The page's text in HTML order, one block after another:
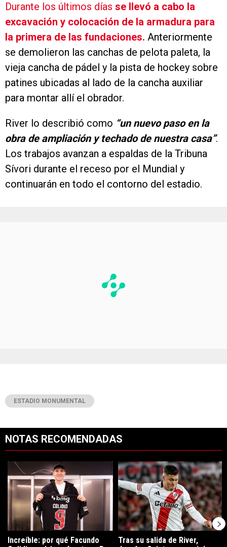
Durante los últimos días se llevó a cabo la
excavación y colocación de la armadura para
la primera de las fundaciones. Anteriormente
se demolieron las canchas de pelota paleta, la
vieja cancha de pádel y la pista de hockey sobre
patines ubicadas al lado de la cancha auxiliar
para montar allí el obrador.
River lo describió como “un nuevo paso en la
obra de ampliación y techado de nuestra casa”.
Los trabajos avanzan a espaldas de la Tribuna
Sívori durante el receso por el Mundial y
continuarán en todo el contorno del estadio.
ESTADIO MONUMENTAL
NOTAS RECOMENDADAS
Un artículo de tendencia con el título "Increíble: por qué Facundo
Increíble: por qué Facundo
Un artículo de tendencia con el
Tras su salida de River,